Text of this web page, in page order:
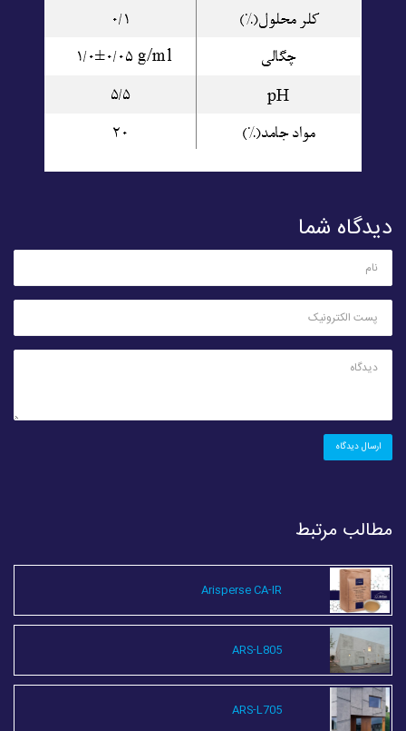
دیدگاه شما
ارسال دیدگاه
مطالب مرتبط
Arisperse CA-IR
ARS-L805
ARS-L705